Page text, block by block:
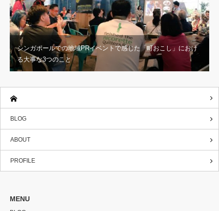
シンガポールでの地域PRイベントで感じた「町おこし」におけ
る大事な3つのこと
BLOG
ABOUT
PROFILE
MENU